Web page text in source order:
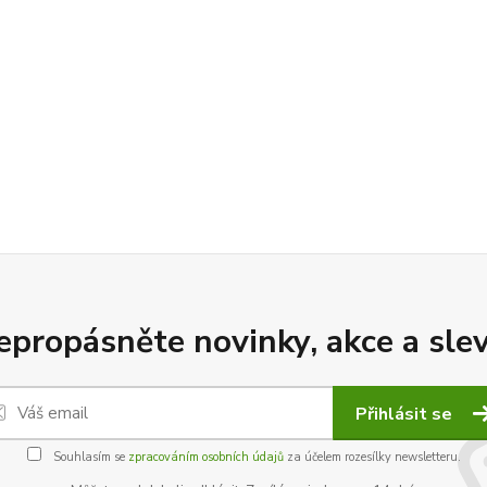
novinky, akce a
Přihlásit se
Souhlasím se zpracováním osobních údajůza účelem rozesílky newsletteru.